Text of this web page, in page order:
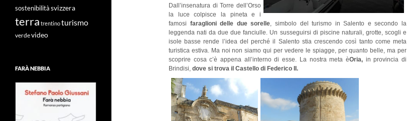
Dall’insenatura di Torre dell’Orso
la luce colpisce la pineta e i
famosi faraglioni delle due sorelle, simbolo del turismo in Salento e secondo la
leggenda nati da due due fanciulle. Un susseguirsi di piscine naturali, grotte, scogli e
isole basse rende l’idea del perché il Salento stia crescendo così tanto come meta
turistica estiva. Ma noi non siamo qui per vedere le spiagge, per quanto belle, ma per
scoprire cosa c’è appena all’interno di esse. La nostra meta èOria, in provincia di
Brindisi, dove si trova il Castello di Federico II.
sostenibilità svizzera
terra trentinoturismo
verdevideo
FARÀ NEBBIA